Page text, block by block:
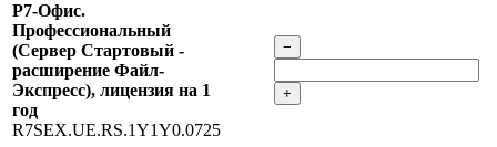
Р7-Офис.
Профессиональный
(Сервер Стартовый -
расширение Файл-
Экспресс), лицензия на 1
год
R7SEX.UE.RS.1Y1Y0.0725
−
+